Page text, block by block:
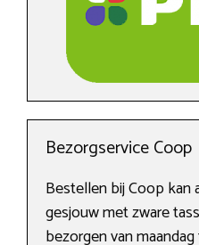
Bezorgservice Coop
Bestellen bij Coop kan
gesjouw met zware
bezorgen van